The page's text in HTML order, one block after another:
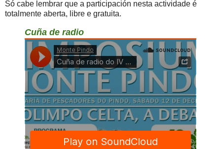
Só cabe lembrar que a participación nesta actividade é
totalmente aberta, libre e gratuita.
Cuña de radio